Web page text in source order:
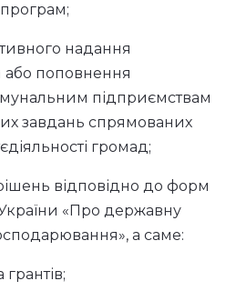
надання
або поповнення
підприємствам
завдань спрямованих
громад;
відповідно до форм
«Про державну
а саме: